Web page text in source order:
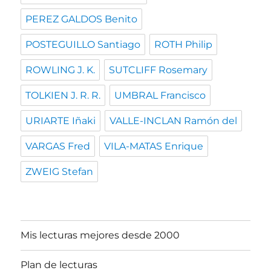
PEREZ GALDOS Benito
POSTEGUILLO Santiago ROTH Philip
ROWLING J. K. SUTCLIFF Rosemary
TOLKIEN J. R. R. UMBRAL Francisco
URIARTE Iñaki VALLE-INCLAN Ramón del
VARGAS Fred VILA-MATAS Enrique
ZWEIG Stefan
Mis lecturas mejores desde 2000
Plan de lecturas